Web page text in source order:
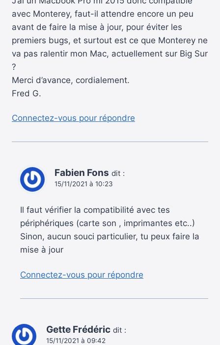
avec Monterey, faut-il attendre encore un peu
avant de faire la mise à jour, pour éviter les
premiers bugs, et surtout est ce que Monterey ne
va pas ralentir mon Mac, actuellement sur Big Sur
?
Merci d’avance, cordialement.
Fred G.
Connectez-vous pour répondre
Fabien Fons dit :
15/11/2021 à 10:23
Il faut vérifier la compatibilité avec tes
périphériques (carte son , imprimantes etc..)
Sinon, aucun souci particulier, tu peux faire la
mise à jour
Connectez-vous pour répondre
Gette Frédéric dit :
15/11/2021 à 09:42